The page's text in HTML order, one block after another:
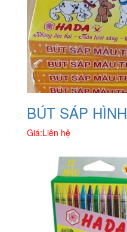
BÚT SÁP
Giá:Liên hệ